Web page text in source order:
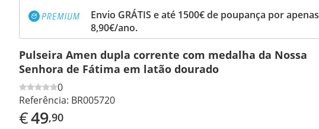
Envio GRÁTIS e até 1500€ de poupança por apenas
8,90€/ano.
Pulseira Amen dupla corrente com medalha da Nossa
Senhora de Fátima em latão dourado
0
Referência: BR005720
€49,90